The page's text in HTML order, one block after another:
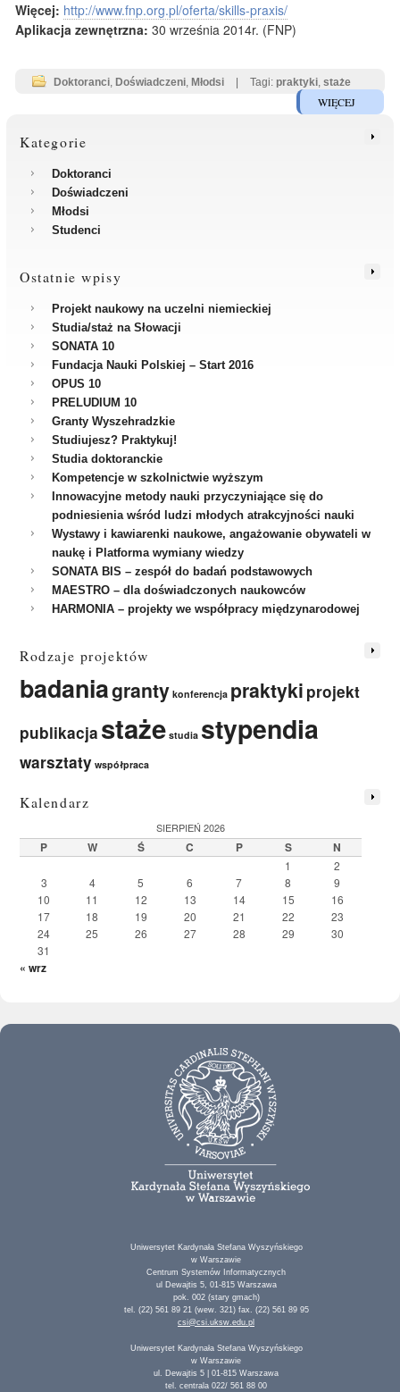
Więcej: http://www.fnp.org.pl/oferta/skills-praxis/
Aplikacja zewnętrzna:30 września 2014r. (FNP)
Doktoranci,Doświadczeni,Młodsi | Tagi: praktyki,staże
WIĘCEJ
Kategorie
Doktoranci
Doświadczeni
Młodsi
Studenci
Ostatnie wpisy
Projekt naukowy na uczelni niemieckiej
Studia/staż na Słowacji
SONATA 10
Fundacja Nauki Polskiej – Start 2016
OPUS 10
PRELUDIUM 10
Granty Wyszehradzkie
Studiujesz? Praktykuj!
Studia doktoranckie
Kompetencje w szkolnictwie wyższym
Innowacyjne metody nauki przyczyniające się do
podniesienia wśród ludzi młodych atrakcyjności nauki
Wystawy i kawiarenki naukowe, angażowanie obywateli w
naukę i Platforma wymiany wiedzy
SONATA BIS – zespół do badań podstawowych
MAESTRO – dla doświadczonych naukowców
HARMONIA – projekty we współpracy międzynarodowej
Rodzaje projektów
badaniagranty konferencja praktyki projekt
publikacja staże studia stypendia
warsztaty współpraca
Kalendarz
SIERPIEŃ 2026
P W Ś C P S N
1
2
3
4 5 6 7 8
9
10
11 12 13 14 15
16
17
18 19 20 21 22
23
24
25 26 27 28 29
30
31
« wrz
Uniwersytet Kardynała Stefana Wyszyńskiego
w Warszawie
Centrum Systemów Informatycznych
ul Dewajtis 5, 01-815 Warszawa
pok. 002 (stary gmach)
tel. (22) 561 89 21 (wew. 321) fax. (22) 561 89 95
csi@csi.uksw.edu.pl
Uniwersytet Kardynała Stefana Wyszyńskiego
w Warszawie
ul. Dewajtis 5 | 01-815 Warszawa
tel. centrala 022/ 561 88 00